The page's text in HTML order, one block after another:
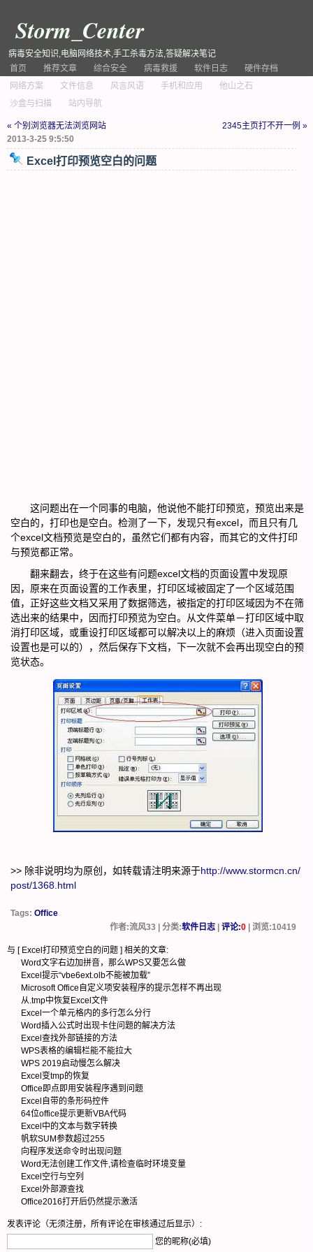
Storm_Center
病毒安全知识,电脑网络技术,手工杀毒方法,答疑解决笔记
首页
推荐文章 综合安全 病毒救援 软件日志
硬件存档
网络方案
文件信息 风言风语 手机和应用
他山之石
沙盒与扫描
站内导航
« 个别浏览器无法浏览网站
2345主页打不开一例 »
2013-3-25 9:5:50
Excel打印预览空白的问题
这问题出在一个同事的电脑，他说他不能打印预览，预览出来是
空白的，打印也是空白。检测了一下，发现只有excel，而且只有几
个excel文档预览是空白的，虽然它们都有内容，而其它的文件打印
与预览都正常。
翻来翻去，终于在这些有问题excel文档的页面设置中发现原
因，原来在页面设置的工作表里，打印区域被固定了一个区域范围
值，正好这些文档又采用了数据筛选，被指定的打印区域因为不在筛
选出来的结果中，因而打印预览为空白。从文件菜单－打印区域中取
消打印区域，或重设打印区域都可以解决以上的麻烦（进入页面设置
设置也是可以的），然后保存下文档，下一次就不会再出现空白的预
览状态。
>> 除非说明均为原创，如转载请注明来源于http://www.stormcn.cn/
post/1368.html
Tags: Office
作者:流风33 | 分类:软件日志 |评论:0 | 浏览:10419
与 [ Excel打印预览空白的问题 ] 相关的文章:
Word文字右边加拼音，那么WPS又要怎么做
Excel提示“vbe6ext.olb不能被加载”
Microsoft Office自定义项安装程序的提示怎样不再出现
从.tmp中恢复Excel文件
Excel一个单元格内的多行怎么分行
Word插入公式时出现卡住问题的解决方法
Excel查找外部链接的方法
WPS表格的编辑栏能不能拉大
WPS 2019启动慢怎么解决
Excel变tmp的恢复
Office即点即用安装程序遇到问题
Excel自带的条形码控件
64位office提示更新VBA代码
Excel中的文本与数字转换
帆软SUM参数超过255
向程序发送命令时出现问题
Word无法创建工作文件,请检查临时环境变量
Excel空行与空列
Excel外部源查找
Office2016打开后仍然提示激活
发表评论（无须注册，所有评论在审核通过后显示）:
您的昵称(必填)